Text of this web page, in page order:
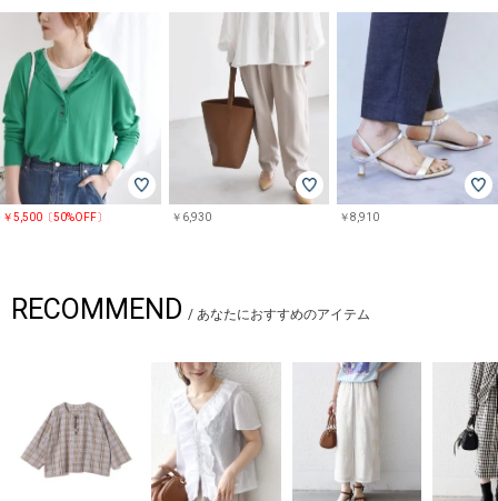
着心地：バックにスリットが入っているので足さばきがしやすかったで
す。
-------------------------------------
※EC限定レーベルのため、店舗での展開はございません。
※着用の際は、バッグやアクセサリー、表面の粗い物等への引っ掛かりに
十分にご注意ください。
※過度な力や摩擦が加わると、縫い目の滑脱、生地の擦り切れや破れ、生
地の変形が生じますので十分にご注意ください。
※製品の特性上、洗濯の後に縮みや型崩れ、斜行(ねじれ)が生じますので
※末永く愛用頂く為に、アテンションタグ・洗濯ネームを必ずご確認の
※画像の商品はサンプルです。
実際の商品と仕様、加工、サイズが若干異なる場合がございます。
‐‐公式Instagramではアイテム動画や新作情報をご覧いただけます‐‐
￥5,500〔50%OFF〕 ￥6,930 ￥8,910
RECOMMEND / あなたにおすすめのアイテム